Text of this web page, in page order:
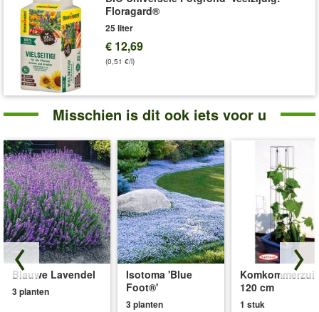
Floragard®
25 liter
€ 12,69
(0,51 €/l)
Misschien is dit ook iets voor u
Blauwe Lavendel
3 planten
Isotoma 'Blue
Foot®'
3 planten
Komkommerzuil
120 cm
1 stuk